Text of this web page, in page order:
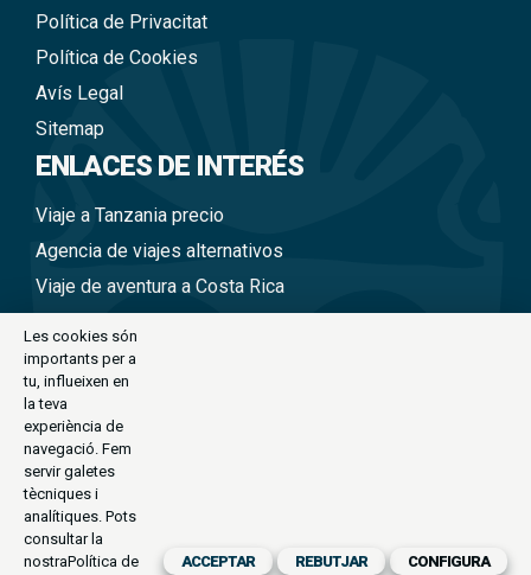
Política de Privacitat
Política de Cookies
Avís Legal
Sitemap
ENLACES DE INTERÉS
Viaje a Tanzania precio
Agencia de viajes alternativos
Viaje de aventura a Costa Rica
Agencia de turismo alternativo
Viajes a Nepal en grupo
Viaje alternativo a Tailandia
Viajes alternativos a Perú
Viajes alternativos a Vietnam
Les cookies són
importants per a
tu, influeixen en
la teva
experiència de
navegació. Fem
servir galetes
tècniques i
analítiques. Pots
consultar la
nostraPolítica de ACCEPTAR REBUTJAR CONFIGURA